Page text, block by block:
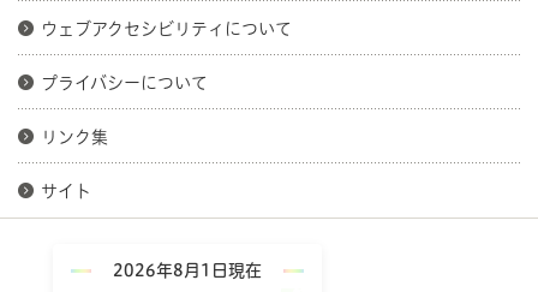
ウェブアクセシビリティについて
プライバシーについて
リンク集
サイト
2026年8月1日現在